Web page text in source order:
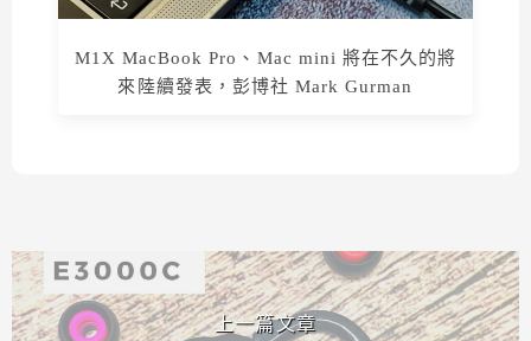
M1X MacBook Pro、Mac mini 將在不久的將
來陸續發表，彭博社 Mark Gurman
相連文章
上一篇文章